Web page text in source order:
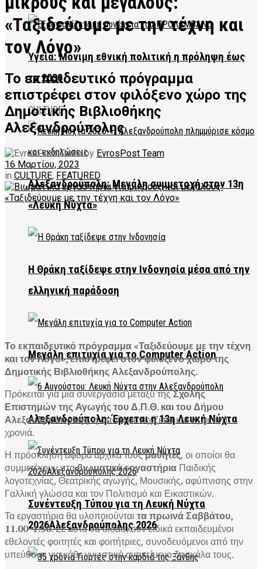
Υγεία: Μόνιμη εθνική πολιτική η πρόληψη έως
το 2030
CULTURE
Αλεξανδρούπολη: Μεγάλη συμμετοχή στην 13η
«Λευκή Νύχτα»
Η Θράκη ταξίδεψε στην Ινδονησία μέσα από την
ελληνική παράδοση
Μεγάλη επιτυχία για το Computer Action
Αλεξανδρούπολη: Έρχεται η 13η Λευκή Νύχτα
Συνέντευξη Τύπου για τη Λευκή Νύχτα
2026Αλεξανδρούπολης 2026
«Ταξιδεύουμε με την τέχνη και
τον Λόγο»
Το εκπαιδευτικό πρόγραμμα
επιστρέφει στον φιλόξενο χώρο της
Δημοτικής Βιβλιοθήκης
Αλεξανδρούπολης
by EvrosPost Team
16 Μαρτίου, 2023
in CULTURE, FEATURED
Το εκπαιδευτικό πρόγραμμα «Ταξιδεύουμε με την τέχνη
και τον Λόγο», επιστρέφει στον φιλόξενο χώρο της
Δημοτικής Βιβλιοθήκης Αλεξανδρούπολης.
Πρόκειται για μια συνεργασία μεταξύ τηςΣχολής
Επιστημών της Αγωγής του Δ.Π.Θ. και του Δήμου
Αλεξανδρούπολης, η οποία συνεχίζεται και τη φετινή
χρονιά.
Η πρόσκληση αφορά αρχικά τουςμαθητές, οι οποίοι θα
συμμετέχουν σταβιωματικά εργαστήρια Παιδικής
λογοτεχνίας, Θεατρικής αγωγής, Μουσικής, αφύπνισης στην
Γαλλική γλώσσα και τον Πολιτισμό και Εικαστικών.
Τα εργαστήρια θα υλοποιούνται τα πρωινά Σαββάτου,
11.00-1:30.Σε αυτά θα διδάσκουν ειδικά εκπαιδευμένοι
εθελοντές φοιτητές και φοιτήτριες, συνοδευόμενοι από την
υπεύθυνη για κάθε γνωστικό αντικείμενο δασκάλα τους.